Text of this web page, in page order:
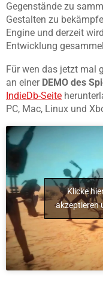
Gegenstände zu
Gestalten zu
Engine und derzeit
Entwicklung
Für wen das jetzt mal
an einer DEMO des
IndieDb-Seite
PC, Mac, Linux und
Klicke
akzeptieren